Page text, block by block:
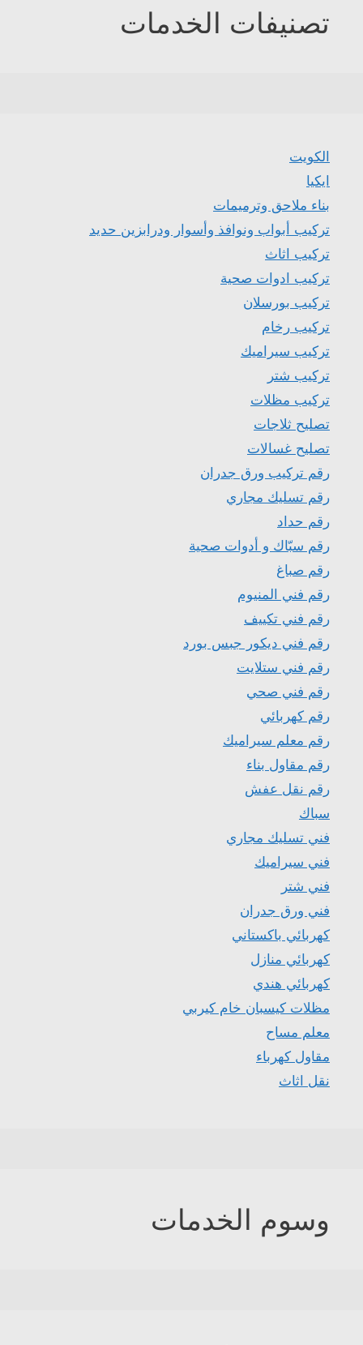
تصنيفات الخدمات
الكويت
ايكيا
بناء ملاحق وترميمات
تركيب أبواب ونوافذ وأسوار ودرابزين حديد
تركيب اثاث
تركيب ادوات صحية
تركيب بورسلان
تركيب رخام
تركيب سيراميك
تركيب شتر
تركيب مظلات
تصليح ثلاجات
تصليح غسالات
رقم تركيب ورق جدران
رقم تسليك مجاري
رقم حداد
رقم سبّاك و أدوات صحية
رقم صباغ
رقم فني المنيوم
رقم فني تكييف
رقم فني ديكور جبس بورد
رقم فني ستلايت
رقم فني صحي
رقم كهربائي
رقم معلم سيراميك
رقم مقاول بناء
رقم نقل عفش
سباك
فني تسليك مجاري
فني سيراميك
فني شتر
فني ورق جدران
كهربائي باكستاني
كهربائي منازل
كهربائي هندي
مظلات كيسبان خام كيربي
معلم مساح
مقاول كهرباء
نقل اثاث
وسوم الخدمات